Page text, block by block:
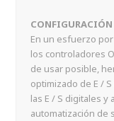
CONFIGURACIÓN
En un esfuerzo
los controladores
de usar posible,
optimizado de E /
las E / S digitales y
automatización de